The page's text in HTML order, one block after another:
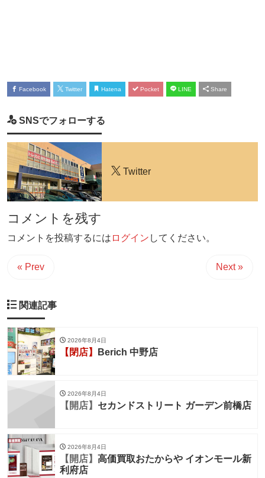
Facebook Twitter Hatena Pocket LINE Share
SNSでフォローする
Twitter
コメントを残す
コメントを投稿するには ログイン してください。
« Prev Next »
関連記事
2026年8月4日
【閉店】 Berich 中野店
2026年8月4日
【開店】 セカンドストリート ガーデン前橋店
2026年8月4日
【開店】 高価買取おたからや イオンモール新
利府店